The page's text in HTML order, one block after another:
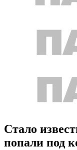
Стало
попали под